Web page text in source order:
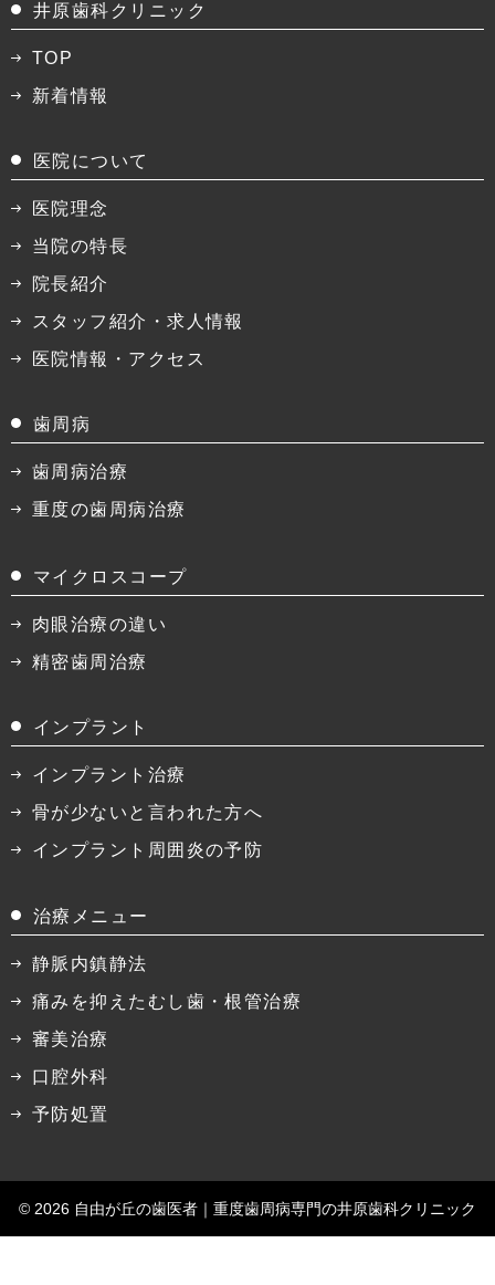
井原歯科クリニック
TOP
新着情報
医院について
医院理念
当院の特長
院長紹介
スタッフ紹介・求人情報
医院情報・アクセス
歯周病
歯周病治療
重度の歯周病治療
マイクロスコープ
肉眼治療の違い
精密歯周治療
インプラント
インプラント治療
骨が少ないと言われた方へ
インプラント周囲炎の予防
治療メニュー
静脈内鎮静法
痛みを抑えたむし歯・根管治療
審美治療
口腔外科
予防処置
© 2026 自由が丘の歯医者｜ 重度歯周病専門の井原歯科クリニック